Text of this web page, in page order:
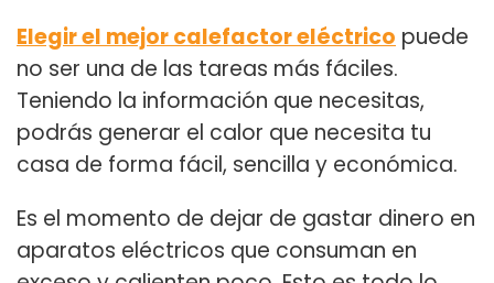
Elegir el mejor calefactor eléctrico puede
no ser una de las tareas más fáciles.
Teniendo la información que necesitas,
podrás generar el calor que necesita tu
casa de forma fácil, sencilla y económica.
Es el momento de dejar de gastar dinero en
aparatos eléctricos que consuman en